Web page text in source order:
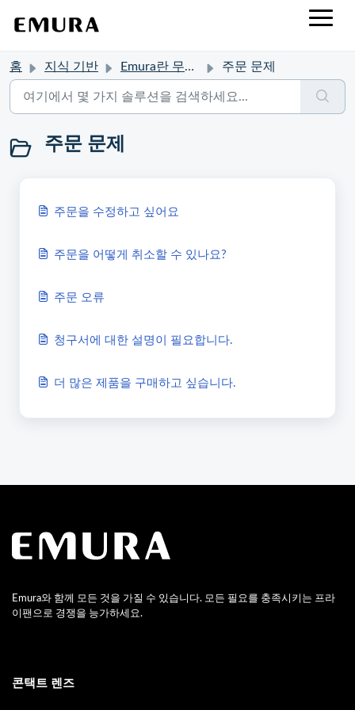
홈 지식 기반 Emura란 무엇인가요? 주문 문제
주문 문제
주문을 수정하고 싶어요
주문을 어떻게 취소할 수 있나요?
주문 오류
청구서에 대한 설명이 필요합니다.
더 많은 제품을 구매하고 싶습니다.
Emura와 함께 모든 것을 가질 수 있습니다. 모든 필요를 충족시키는 프라
이팬으로 경쟁을 능가하세요.
콘택트 렌즈